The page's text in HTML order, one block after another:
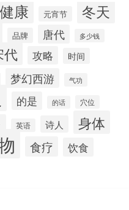
健康 元宵节 冬天
品牌 唐代 多少钱
代 攻略 时间
梦幻西游 气功
的是 的话 穴位
英语 诗人 身体
食疗 饮食